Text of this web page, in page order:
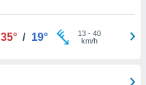
35° / 19° 13- 40
km/h